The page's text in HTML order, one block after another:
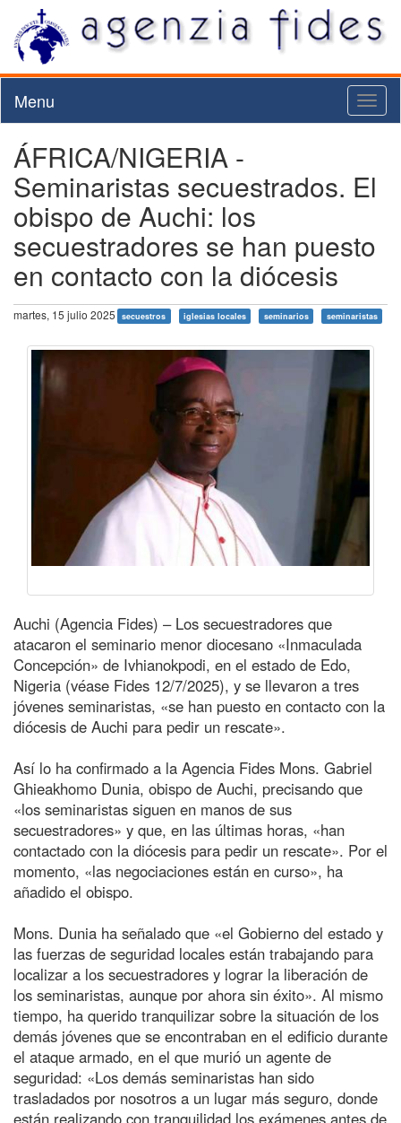
Menu
ÁFRICA/NIGERIA -
Seminaristas secuestrados. El
obispo de Auchi: los
secuestradores se han puesto
en contacto con la diócesis
martes, 15 julio 2025 secuestros iglesias locales seminarios seminaristas
Auchi (Agencia Fides) – Los secuestradores que
atacaron el seminario menor diocesano «Inmaculada
Concepción» de Ivhianokpodi, en el estado de Edo,
Nigeria (véase Fides 12/7/2025), y se llevaron a tres
jóvenes seminaristas, «se han puesto en contacto con la
diócesis de Auchi para pedir un rescate».
Así lo ha confirmado a la Agencia Fides Mons. Gabriel
Ghieakhomo Dunia, obispo de Auchi, precisando que
«los seminaristas siguen en manos de sus
secuestradores» y que, en las últimas horas, «han
contactado con la diócesis para pedir un rescate». Por el
momento, «las negociaciones están en curso», ha
añadido el obispo.
Mons. Dunia ha señalado que «el Gobierno del estado y
las fuerzas de seguridad locales están trabajando para
localizar a los secuestradores y lograr la liberación de
los seminaristas, aunque por ahora sin éxito». Al mismo
tiempo, ha querido tranquilizar sobre la situación de los
demás jóvenes que se encontraban en el edificio durante
el ataque armado, en el que murió un agente de
seguridad: «Los demás seminaristas han sido
trasladados por nosotros a un lugar más seguro, donde
están realizando con tranquilidad los exámenes antes de